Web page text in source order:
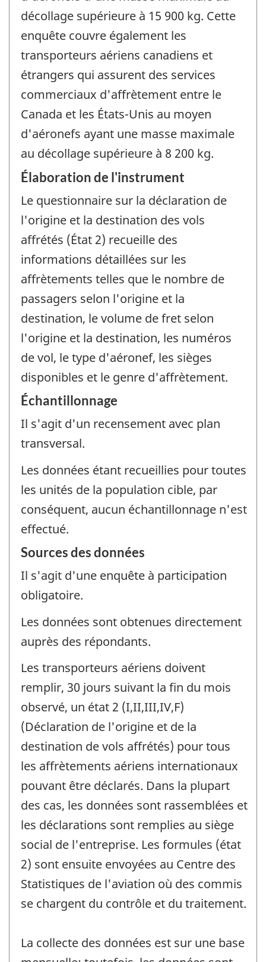
décollage supérieure à 15 900 kg. Cette
enquête couvre également les
transporteurs aériens canadiens et
étrangers qui assurent des services
commerciaux d'affrètement entre le
Canada et les États-Unis au moyen
d'aéronefs ayant une masse maximale
au décollage supérieure à 8 200 kg.
Élaboration de l'instrument
Le questionnaire sur la déclaration de
l'origine et la destination des vols
affrétés (État 2) recueille des
informations détaillées sur les
affrètements telles que le nombre de
passagers selon l'origine et la
destination, le volume de fret selon
l'origine et la destination, les numéros
de vol, le type d'aéronef, les sièges
disponibles et le genre d'affrètement.
Échantillonnage
Il s'agit d'un recensement avec plan
transversal.
Les données étant recueillies pour toutes
les unités de la population cible, par
conséquent, aucun échantillonnage n'est
effectué.
Sources des données
Il s'agit d'une enquête à participation
obligatoire.
Les données sont obtenues directement
auprès des répondants.
Les transporteurs aériens doivent
remplir, 30 jours suivant la fin du mois
observé, un état 2 (I,II,III,IV,F)
(Déclaration de l'origine et de la
destination de vols affrétés) pour tous
les affrètements aériens internationaux
pouvant être déclarés. Dans la plupart
des cas, les données sont rassemblées et
les déclarations sont remplies au siège
social de l'entreprise. Les formules (état
2) sont ensuite envoyées au Centre des
Statistiques de l'aviation où des commis
se chargent du contrôle et du traitement.
La collecte des données est sur une base